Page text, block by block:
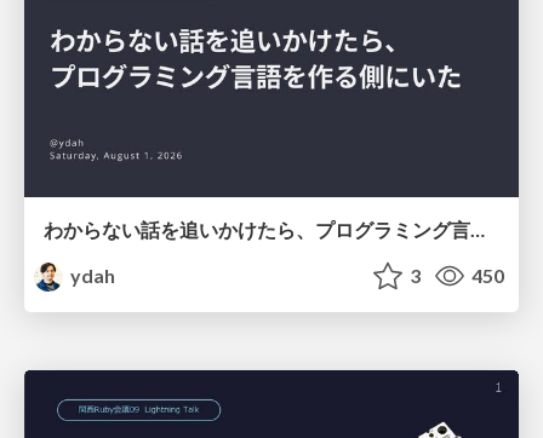
わからない話を追いかけたら、プログラミング言語を作る側にいた
ydah
3 450